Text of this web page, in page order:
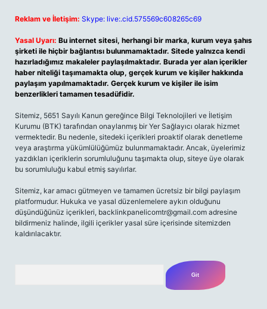
Reklam ve İletişim: Skype: live:.cid.575569c608265c69
Yasal Uyarı: Bu internet sitesi, herhangi bir marka, kurum veya şahıs
şirketi ile hiçbir bağlantısı bulunmamaktadır. Sitede yalnızca kendi
hazırladığımız makaleler paylaşılmaktadır. Burada yer alan içerikler
haber niteliği taşımamakta olup, gerçek kurum ve kişiler hakkında
paylaşım yapılmamaktadır. Gerçek kurum ve kişiler ile isim
benzerlikleri tamamen tesadüfidir.
Sitemiz, 5651 Sayılı Kanun gereğince Bilgi Teknolojileri ve İletişim
Kurumu (BTK) tarafından onaylanmış bir Yer Sağlayıcı olarak hizmet
vermektedir. Bu nedenle, sitedeki içerikleri proaktif olarak denetleme
veya araştırma yükümlülüğümüz bulunmamaktadır. Ancak, üyelerimiz
yazdıkları içeriklerin sorumluluğunu taşımakta olup, siteye üye olarak
bu sorumluluğu kabul etmiş sayılırlar.
Sitemiz, kar amacı gütmeyen ve tamamen ücretsiz bir bilgi paylaşım
platformudur. Hukuka ve yasal düzenlemelere aykırı olduğunu
düşündüğünüz içerikleri, backlinkpanelicomtr@gmail.com adresine
bildirmeniz halinde, ilgili içerikler yasal süre içerisinde sitemizden
kaldırılacaktır.